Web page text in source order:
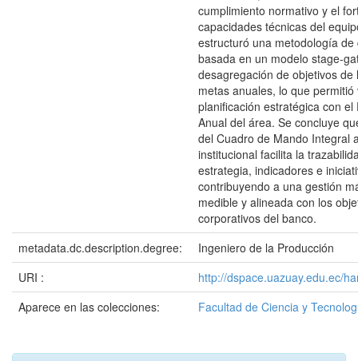
cumplimiento normativo y el
capacidades técnicas del
estructuró una metodología de
basada en un modelo stage-
desagregación de objetivos de
metas anuales, lo que permitió
planificación estratégica con el
Anual del área. Se concluye
del Cuadro de Mando Integral
institucional facilita la
estrategia, indicadores e
contribuyendo a una gestión
medible y alineada con los
corporativos del banco.
metadata.dc.description.degree:
Ingeniero de la Producción
URI :
http://dspace.uazuay.edu.ec/
Aparece en las colecciones:
Facultad de Ciencia y